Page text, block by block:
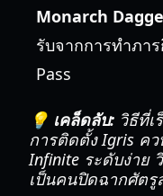
Monarch
รับจากการทำภา
Pass
💡 เคล็ดลับ: วิธีที่
การติดตั้ง Igris ค
Infinite ระดับง่าย
เป็นคนปิดฉากศัต